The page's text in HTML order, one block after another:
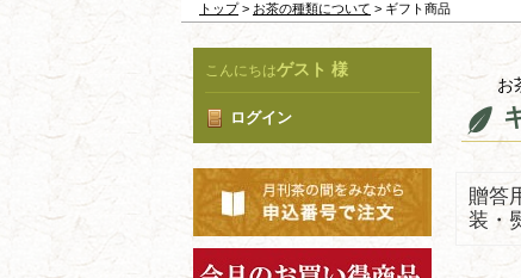
トップ> お茶の種類について > ギフト商品
こんにちはゲスト 様
ログイン
お
贈答
装・